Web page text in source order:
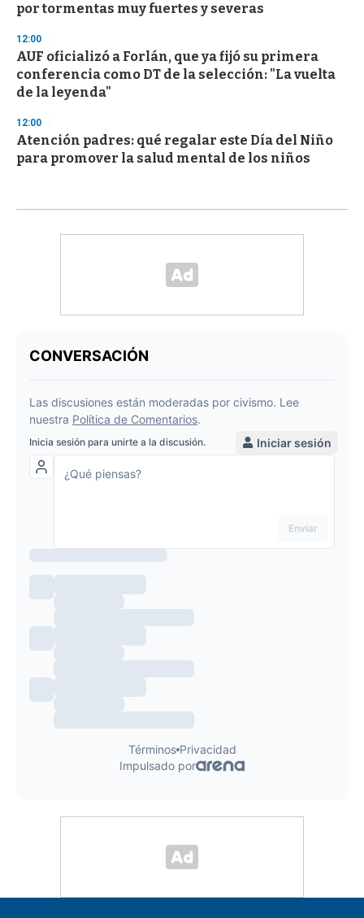
por tormentas muy fuertes y severas
12:00
AUF oficializó a Forlán, que ya fijó su primera
conferencia como DT de la selección: "La vuelta
de la leyenda"
12:00
Atención padres: qué regalar este Día del Niño
para promover la salud mental de los niños